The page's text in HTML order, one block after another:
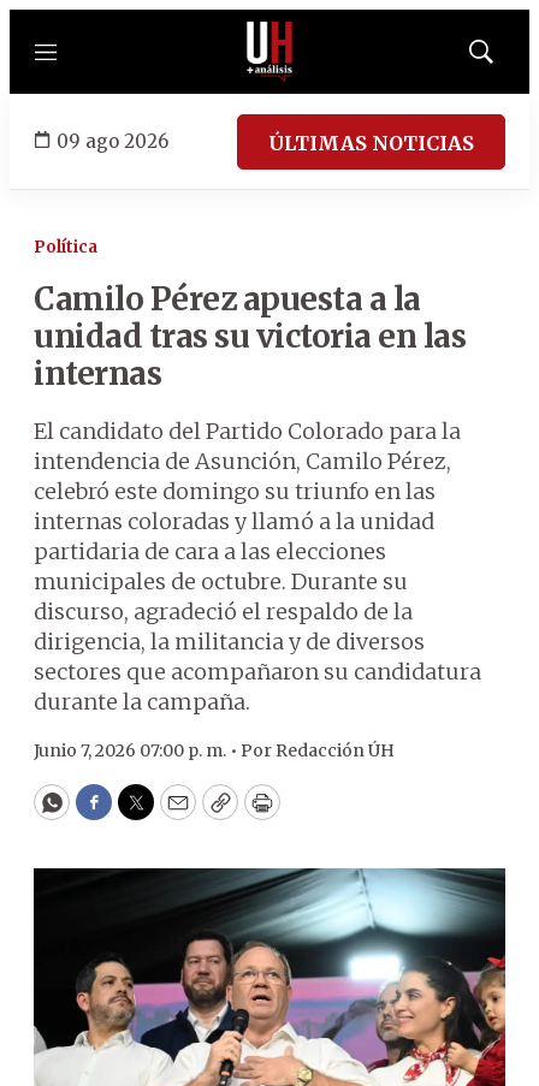
Menú
Mostrar
09 ago 2026 ÚLTIMAS NOTICIAS
Política
Camilo Pérez apuesta a la
unidad tras su victoria en las
internas
El candidato del Partido Colorado para la
intendencia de Asunción, Camilo Pérez,
celebró este domingo su triunfo en las
internas coloradas y llamó a la unidad
partidaria de cara a las elecciones
municipales de octubre. Durante su
discurso, agradeció el respaldo de la
dirigencia, la militancia y de diversos
sectores que acompañaron su candidatura
durante la campaña.
Junio 7, 2026 07:00 p. m. • Por Redacción ÚH
WhatsApp
Facebook
Twitter
EmailCopyPrint